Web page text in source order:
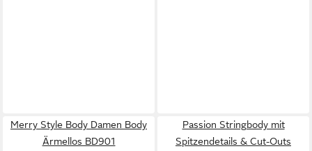
Merry Style Body Damen Body
Ärmellos BD901
Passion Stringbody mit
Spitzendetails & Cut-Outs